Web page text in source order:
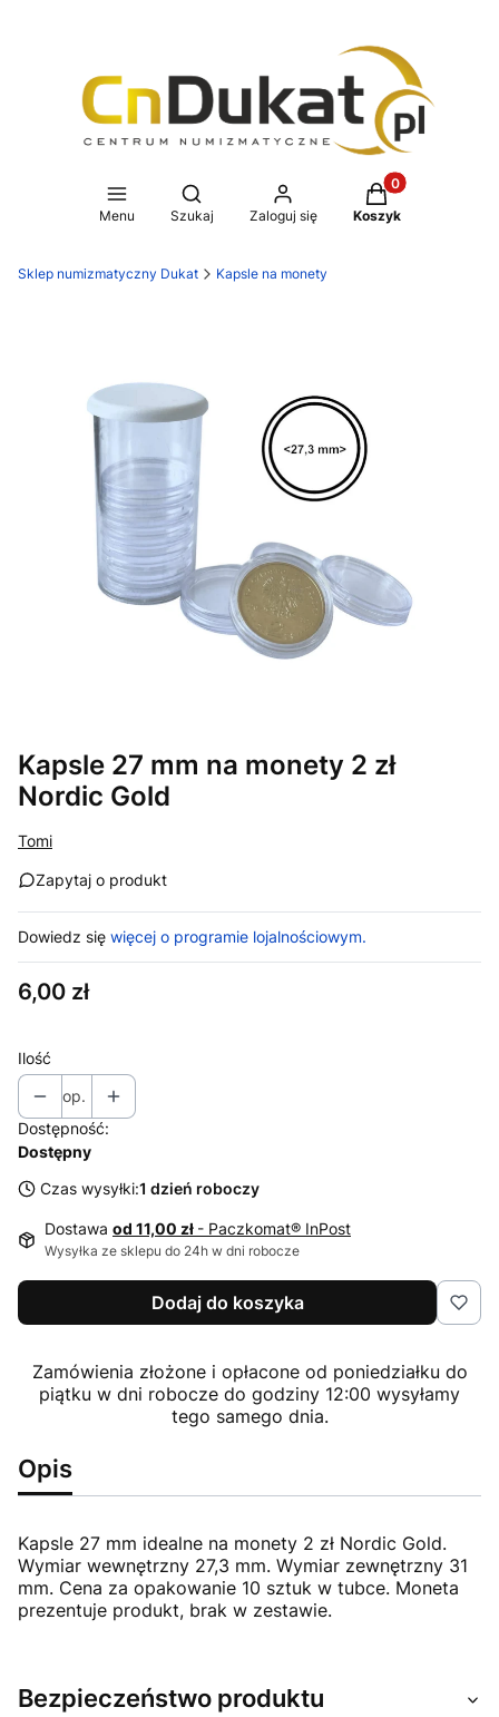
Menu
Otwórz wyszukiwarkę
Szukaj Zaloguj się
Produkty w
Koszyk
Sklep numizmatyczny Dukat Kapsle na monety
Kapsle 27 mm na monety 2 zł
Nordic Gold
Tomi
Zapytaj o produkt
Dowiedz się więcej o programie lojalnościowym.
Cena
6,00 zł
Ilość
op.
Dostępność:
Dostępny
Czas wysyłki:1 dzień roboczy
Dostawa od 11,00 zł - Paczkomat® InPost
Wysyłka ze sklepu do 24h w dni robocze
Dodaj do koszyka
Zamówienia złożone i opłacone od poniedziałku do
piątku w dni robocze do godziny 12:00 wysyłamy
tego samego dnia.
Opis
Kapsle 27 mm idealne na monety 2 zł Nordic Gold.
Wymiar wewnętrzny 27,3 mm. Wymiar zewnętrzny 31
mm. Cena za opakowanie 10 sztuk w tubce. Moneta
prezentuje produkt, brak w zestawie.
Bezpieczeństwo produktu